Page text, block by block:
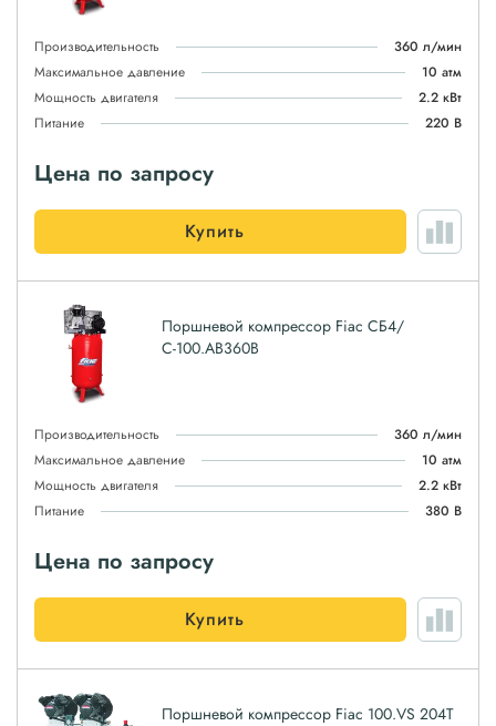
Производительность
360 л/мин
Максимальное давление
10 атм
Мощность двигателя
2.2 кВт
Питание
220 В
Цена по запросу
Купить
Поршневой компрессор Fiac СБ4/
С-100.AB360B
Производительность
360 л/мин
Максимальное давление
10 атм
Мощность двигателя
2.2 кВт
Питание
380 В
Цена по запросу
Купить
Поршневой компрессор Fiac 100.VS 204Т